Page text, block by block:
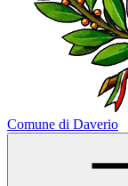
Comune di Daverio